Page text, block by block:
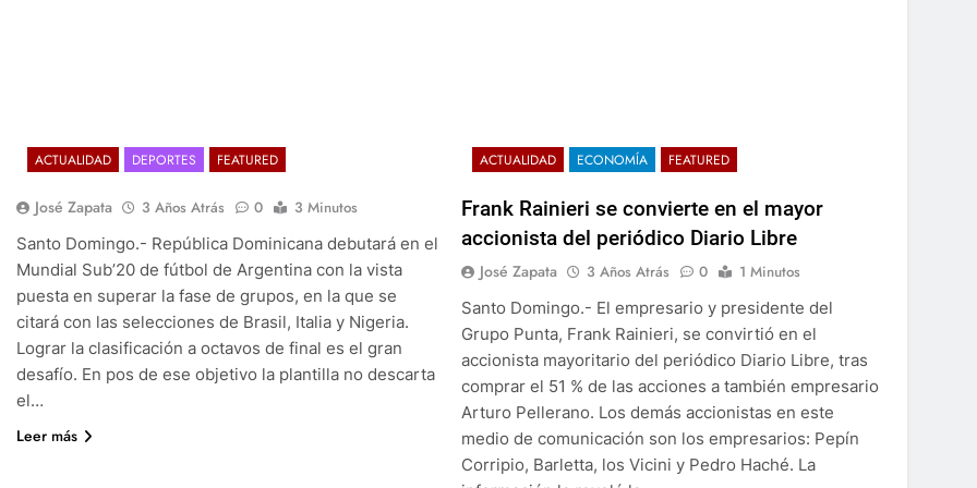
ACTUALIDAD DEPORTES FEATURED
José Zapata 3 Años Atrás 0
3 Minutos
Santo Domingo.- República Dominicana debutará en el
Mundial Sub’20 de fútbol de Argentina con la vista
puesta en superar la fase de grupos, en la que se
citará con las selecciones de Brasil, Italia y Nigeria.
Lograr la clasificación a octavos de final es el gran
desafío. En pos de ese objetivo la plantilla no descarta
el…
Leer más
ACTUALIDAD ECONOMÍA FEATURED
Frank Rainieri se convierte en el mayor
accionista del periódico Diario Libre
José Zapata 3 Años Atrás 0
1 Minutos
Santo Domingo.- El empresario y presidente del
Grupo Punta, Frank Rainieri, se convirtió en el
accionista mayoritario del periódico Diario Libre, tras
comprar el 51 % de las acciones a también empresario
Arturo Pellerano. Los demás accionistas en este
medio de comunicación son los empresarios: Pepín
Corripio, Barletta, los Vicini y Pedro Haché. La
5
de agosto en España: consulta el
precio de los carburantes
ECONOMÍA
Abinader felicita a las Reinas del
Caribe por oro en
Centroamericanos
POLÍTICA
7
Amazon respalda planta de energía
gas en Texas